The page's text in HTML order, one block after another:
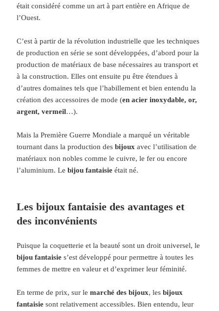
était considéré comme un art à part entière en Afrique de
l’Ouest.
C’est à partir de la révolution industrielle que les techniques
de production en série se sont développées, d’abord pour la
production de matériaux de base nécessaires au transport et
à la construction. Elles ont ensuite pu être étendues à
d’autres domaines tels que l’habillement et bien entendu la
création des accessoires de mode (en acier inoxydable, or,
argent, vermeil…).
Mais la Première Guerre Mondiale a marqué un véritable
tournant dans la production desbijoux avec l’utilisation de
matériaux non nobles comme le cuivre, le fer ou encore
l’aluminium. Le bijou fantaisie était né.
Les bijoux fantaisie des avantages et
des inconvénients
Puisque la coquetterie et la beauté sont un droit universel, le
bijou fantaisie s’est développé pour permettre à toutes les
femmes de mettre en valeur et d’exprimer leur féminité.
En terme de prix, sur lemarché des bijoux, lesbijoux
fantaisiesont relativement accessibles. Bien entendu, leur